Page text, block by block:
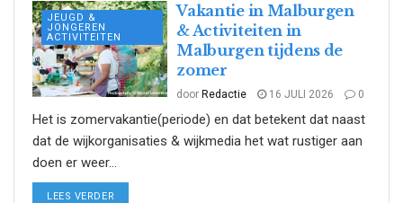
JEUGD &
JONGEREN
ACTIVITEITEN
Vakantie in Malburgen
& Activiteiten in
Malburgen tijdens de
zomer
door Redactie 16 JULI 2026 0
Het is zomervakantie(periode) en dat betekent dat naast
dat de wijkorganisaties & wijkmedia het wat rustiger aan
doen er weer...
LEES VERDER